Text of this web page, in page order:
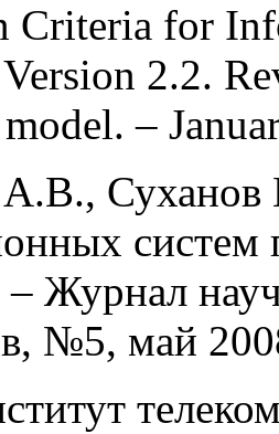
Criteria for
2.2.
–
– Журнал
№5, май